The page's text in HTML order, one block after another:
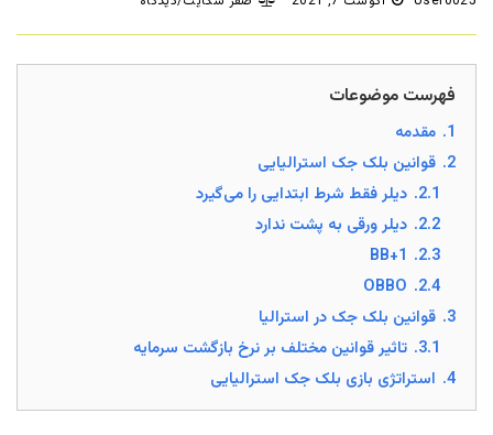
فهرست موضوعات
1. مقدمه
2. قوانین بلک جک استرالیایی
2.1. دیلر فقط شرط ابتدایی را ‌می‌گیرد
2.2. دیلر ورقی به پشت ندارد
2.3.
BB+1
2.4.
OBBO
3. قوانین بلک جک در استرالیا
3.1. تاثیر قوانین مختلف بر نرخ بازگشت سرمایه
4. استراتژی بازی بلک جک استرالیایی